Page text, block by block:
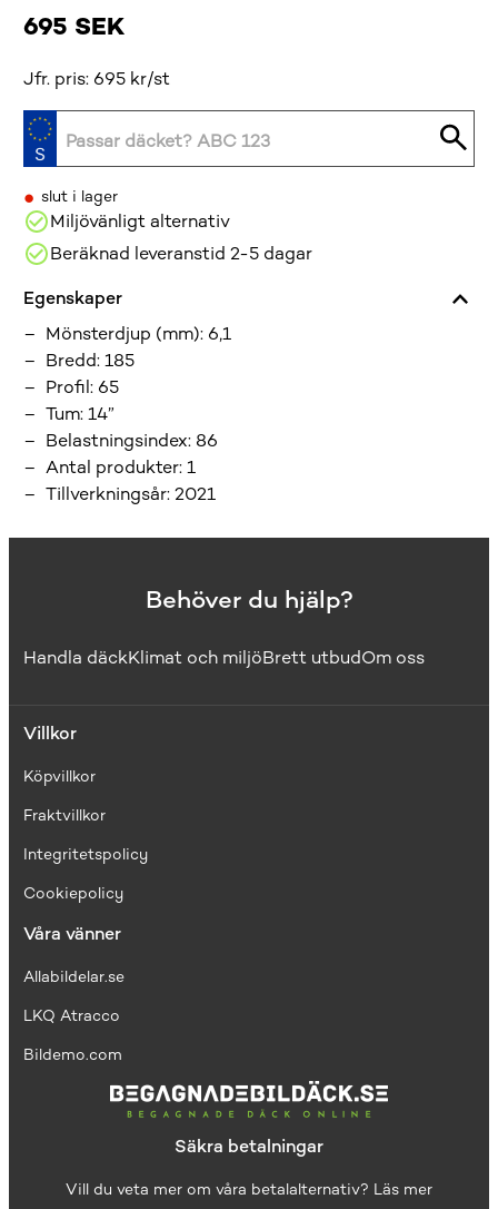
695 SEK
Jfr. pris: 695 kr/st
• slut i lager
Miljövänligt alternativ
Beräknad leveranstid 2-5 dagar
Egenskaper
Mönsterdjup (mm): 6,1
Bredd:185
Profil: 65
Tum:14”
Belastningsindex: 86
Antal produkter:1
Tillverkningsår:2021
Behöver du hjälp?
Handla däckKlimat och miljöBrett utbudOm oss
Villkor
Köpvillkor
Fraktvillkor
Integritetspolicy
Cookiepolicy
Våra vänner
Allabildelar.se
LKQ Atracco
Bildemo.com
Säkra betalningar
Vill du veta mer om våra betalalternativ? Läs mer